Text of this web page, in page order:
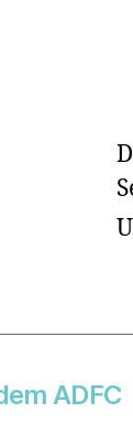
ADFC